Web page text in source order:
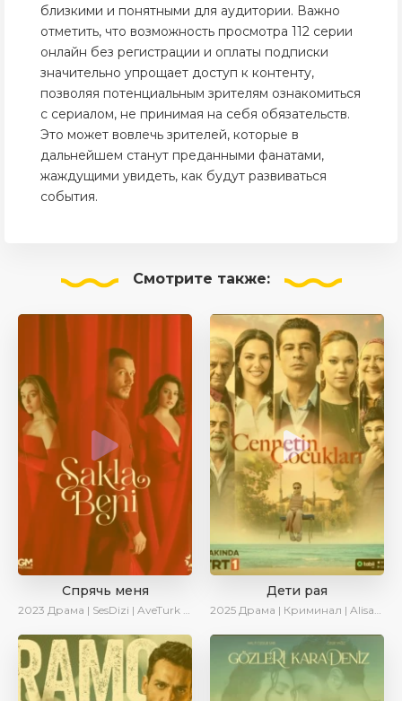
близкими и понятными для аудитории. Важно
отметить, что возможность просмотра 112 серии
онлайн без регистрации и оплаты подписки
значительно упрощает доступ к контенту,
позволяя потенциальным зрителям ознакомиться
с сериалом, не принимая на себя обязательств.
Это может вовлечь зрителей, которые в
дальнейшем станут преданными фанатами,
жаждущими увидеть, как будут развиваться
события.
Смотрите также:
Спрячь меня
2023 Драма | SesDizi | AveTurk | AlisaDirilis | Сериалы 2023
Дети рая
2025 Драма | Криминал | AlisaDirilis | Новинки | Сериалы 2025